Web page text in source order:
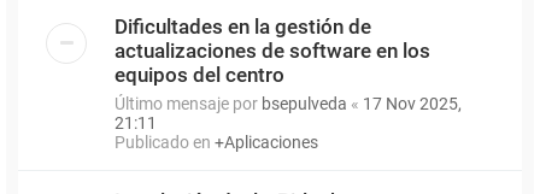
Dificultades en la gestión de
actualizaciones de software en los
equipos del centro
Último mensaje por bsepulveda « 17 Nov 2025,
21:11
Publicado en +Aplicaciones